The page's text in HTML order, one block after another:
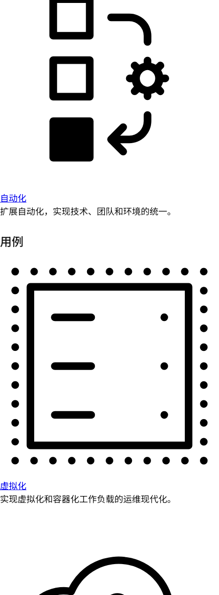
自动化
扩展自动化，实现技术、团队和环境的统一。
用例
虚拟化
实现虚拟化和容器化工作负载的运维现代化。